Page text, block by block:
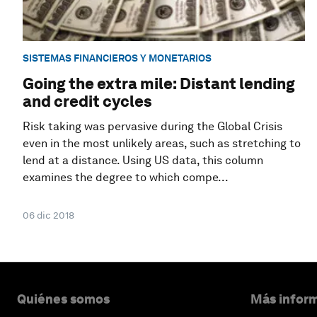
SISTEMAS FINANCIEROS Y MONETARIOS
Going the extra mile: Distant lending
and credit cycles
Risk taking was pervasive during the Global Crisis
even in the most unlikely areas, such as stretching to
lend at a distance. Using US data, this column
examines the degree to which compe...
06 dic 2018
Quiénes somos Más